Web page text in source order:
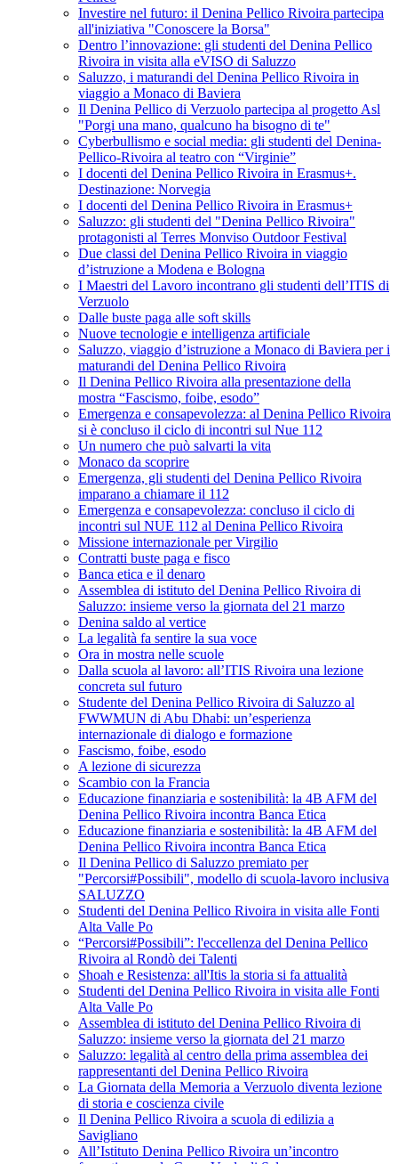
Investire nel futuro: il Denina Pellico Rivoira partecipa
all'iniziativa "Conoscere la Borsa"
Dentro l’innovazione: gli studenti del Denina Pellico
Rivoira in visita alla eVISO di Saluzzo
Saluzzo, i maturandi del Denina Pellico Rivoira in
viaggio a Monaco di Baviera
Il Denina Pellico di Verzuolo partecipa al progetto Asl
"Porgi una mano, qualcuno ha bisogno di te"
Cyberbullismo e social media: gli studenti del Denina-
Pellico-Rivoira al teatro con “Virginie”
I docenti del Denina Pellico Rivoira in Erasmus+.
Destinazione: Norvegia
I docenti del Denina Pellico Rivoira in Erasmus+
Saluzzo: gli studenti del "Denina Pellico Rivoira"
protagonisti al Terres Monviso Outdoor Festival
Due classi del Denina Pellico Rivoira in viaggio
d’istruzione a Modena e Bologna
I Maestri del Lavoro incontrano gli studenti dell’ITIS di
Verzuolo
Dalle buste paga alle soft skills
Nuove tecnologie e intelligenza artificiale
Saluzzo, viaggio d’istruzione a Monaco di Baviera per i
maturandi del Denina Pellico Rivoira
Il Denina Pellico Rivoira alla presentazione della
mostra “Fascismo, foibe, esodo”
Emergenza e consapevolezza: al Denina Pellico Rivoira
si è concluso il ciclo di incontri sul Nue 112
Un numero che può salvarti la vita
Monaco da scoprire
Emergenza, gli studenti del Denina Pellico Rivoira
imparano a chiamare il 112
Emergenza e consapevolezza: concluso il ciclo di
incontri sul NUE 112 al Denina Pellico Rivoira
Missione internazionale per Virgilio
Contratti buste paga e fisco
Banca etica e il denaro
Assemblea di istituto del Denina Pellico Rivoira di
Saluzzo: insieme verso la giornata del 21 marzo
Denina saldo al vertice
La legalità fa sentire la sua voce
Ora in mostra nelle scuole
Dalla scuola al lavoro: all’ITIS Rivoira una lezione
concreta sul futuro
Studente del Denina Pellico Rivoira di Saluzzo al
FWWMUN di Abu Dhabi: un’esperienza
internazionale di dialogo e formazione
Fascismo, foibe, esodo
A lezione di sicurezza
Scambio con la Francia
Educazione finanziaria e sostenibilità: la 4B AFM del
Denina Pellico Rivoira incontra Banca Etica
Educazione finanziaria e sostenibilità: la 4B AFM del
Denina Pellico Rivoira incontra Banca Etica
Il Denina Pellico di Saluzzo premiato per
"Percorsi#Possibili", modello di scuola-lavoro inclusiva
SALUZZO
Studenti del Denina Pellico Rivoira in visita alle Fonti
Alta Valle Po
“Percorsi#Possibili”: l'eccellenza del Denina Pellico
Rivoira al Rondò dei Talenti
Shoah e Resistenza: all'Itis la storia si fa attualità
Studenti del Denina Pellico Rivoira in visita alle Fonti
Alta Valle Po
Assemblea di istituto del Denina Pellico Rivoira di
Saluzzo: insieme verso la giornata del 21 marzo
Saluzzo: legalità al centro della prima assemblea dei
rappresentanti del Denina Pellico Rivoira
La Giornata della Memoria a Verzuolo diventa lezione
di storia e coscienza civile
Il Denina Pellico Rivoira a scuola di edilizia a
Savigliano
All’Istituto Denina Pellico Rivoira un’incontro